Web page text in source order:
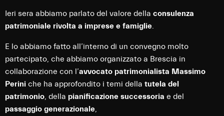
Ieri sera abbiamo parlato del valore della consulenza
patrimoniale rivolta a imprese e famiglie
E lo abbiamo fatto all’interno di un convegno molto
partecipato, che abbiamo organizzato a Brescia in
collaborazione con l’avvocato patrimonialista Massimo
Perini che ha approfondito i temi della tutela del
patrimonio , della pianificazione successoria e del
passaggio generazionale